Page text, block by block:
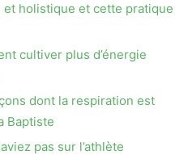
holistique et cette pratique
cultiver plus d’énergie
dont la respiration est
Baptiste
pas sur l’athlète